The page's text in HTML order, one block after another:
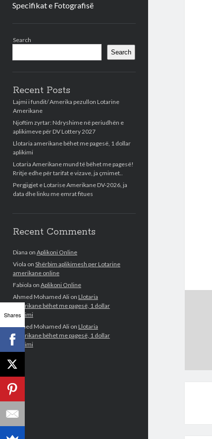
Specifikat e Fotografisë
Search
Search
Recent Posts
Lajmi i fundit/ Amerika pezullon Lotarine
Amerikane
Njoftim zyrtar: Ndryshime në periudhën e
aplikimeve për DV Lottery 2027
Llotaria amerikane bëhet me pagesë, 1 dollar
aplikimi
Lotaria Amerikane mund të bëhet me pagesë!
Rritje edhe për tarifat e vizave, ja çmimet..
Pergjigjet e Lotarise Amerikane DV-2026, ja
data dhe linku me emrat fitues
Recent Comments
Diana on Aplikoni Online
Viola on Shërbim aplikimesh per Lotarine
amerikane online
Fabiola on Aplikoni Online
Ahmed Mohamed Alion Llotaria
amerikane bëhet me pagesë, 1 dollar
aplikimi
Ahmed Mohamed Alion Llotaria
amerikane bëhet me pagesë, 1 dollar
aplikimi
Shares